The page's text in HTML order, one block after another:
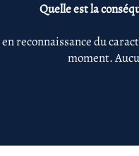
Quelle est la
reconnaissance du
moment.